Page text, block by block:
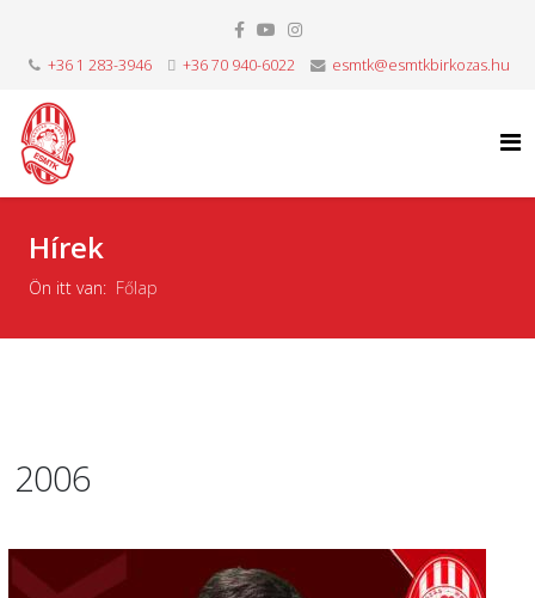
+36 1 283-3946 +36 70 940-6022 esmtk@esmtkbirkozas.hu
Hírek
Ön itt van: Főlap
2006